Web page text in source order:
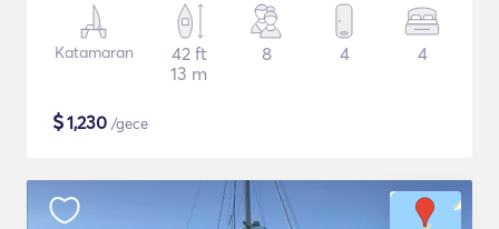
Katamaran
42 ft
13 m
8 4 4
$1,230 /gece